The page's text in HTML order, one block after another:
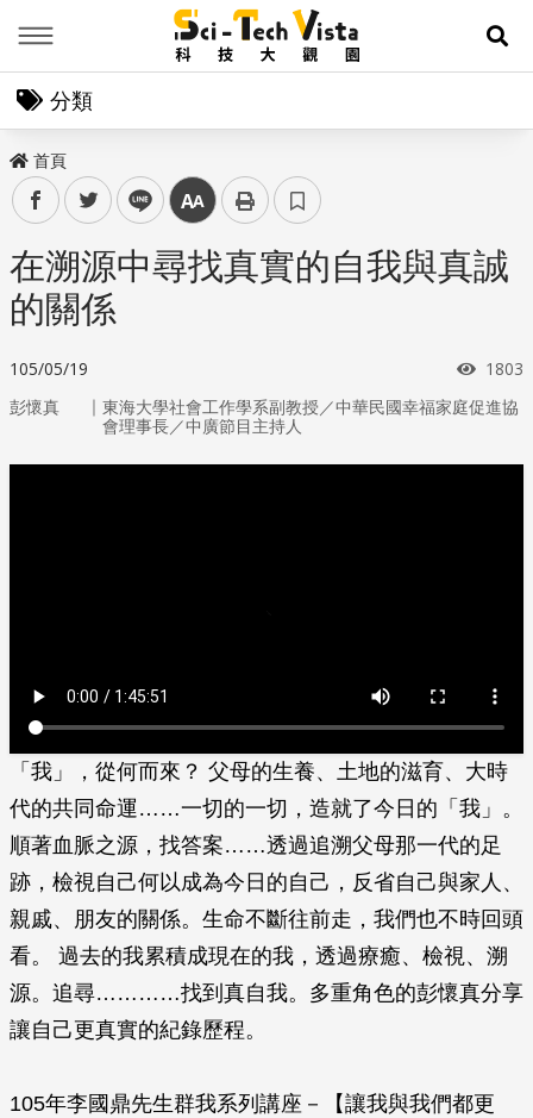
展
分類
首頁
facebooktwitter line 中
在溯源中尋找真實的自我與真誠
的關係
105/05/19 瀏覽
1803
彭懷真 ｜ 東海大學社會工作學系副教授／中華民國幸福家庭促進協
會理事長／中廣節目主持人
「我」，從何而來？ 父母的生養、土地的滋育、大時
代的共同命運……一切的一切，造就了今日的「我」。
順著血脈之源，找答案……透過追溯父母那一代的足
跡，檢視自己何以成為今日的自己，反省自己與家人、
親戚、朋友的關係。生命不斷往前走，我們也不時回頭
看。 過去的我累積成現在的我，透過療癒、檢視、溯
源。追尋…………找到真自我。多重角色的彭懷真分享
讓自己更真實的紀錄歷程。
105年李國鼎先生群我系列講座－【讓我與我們都更